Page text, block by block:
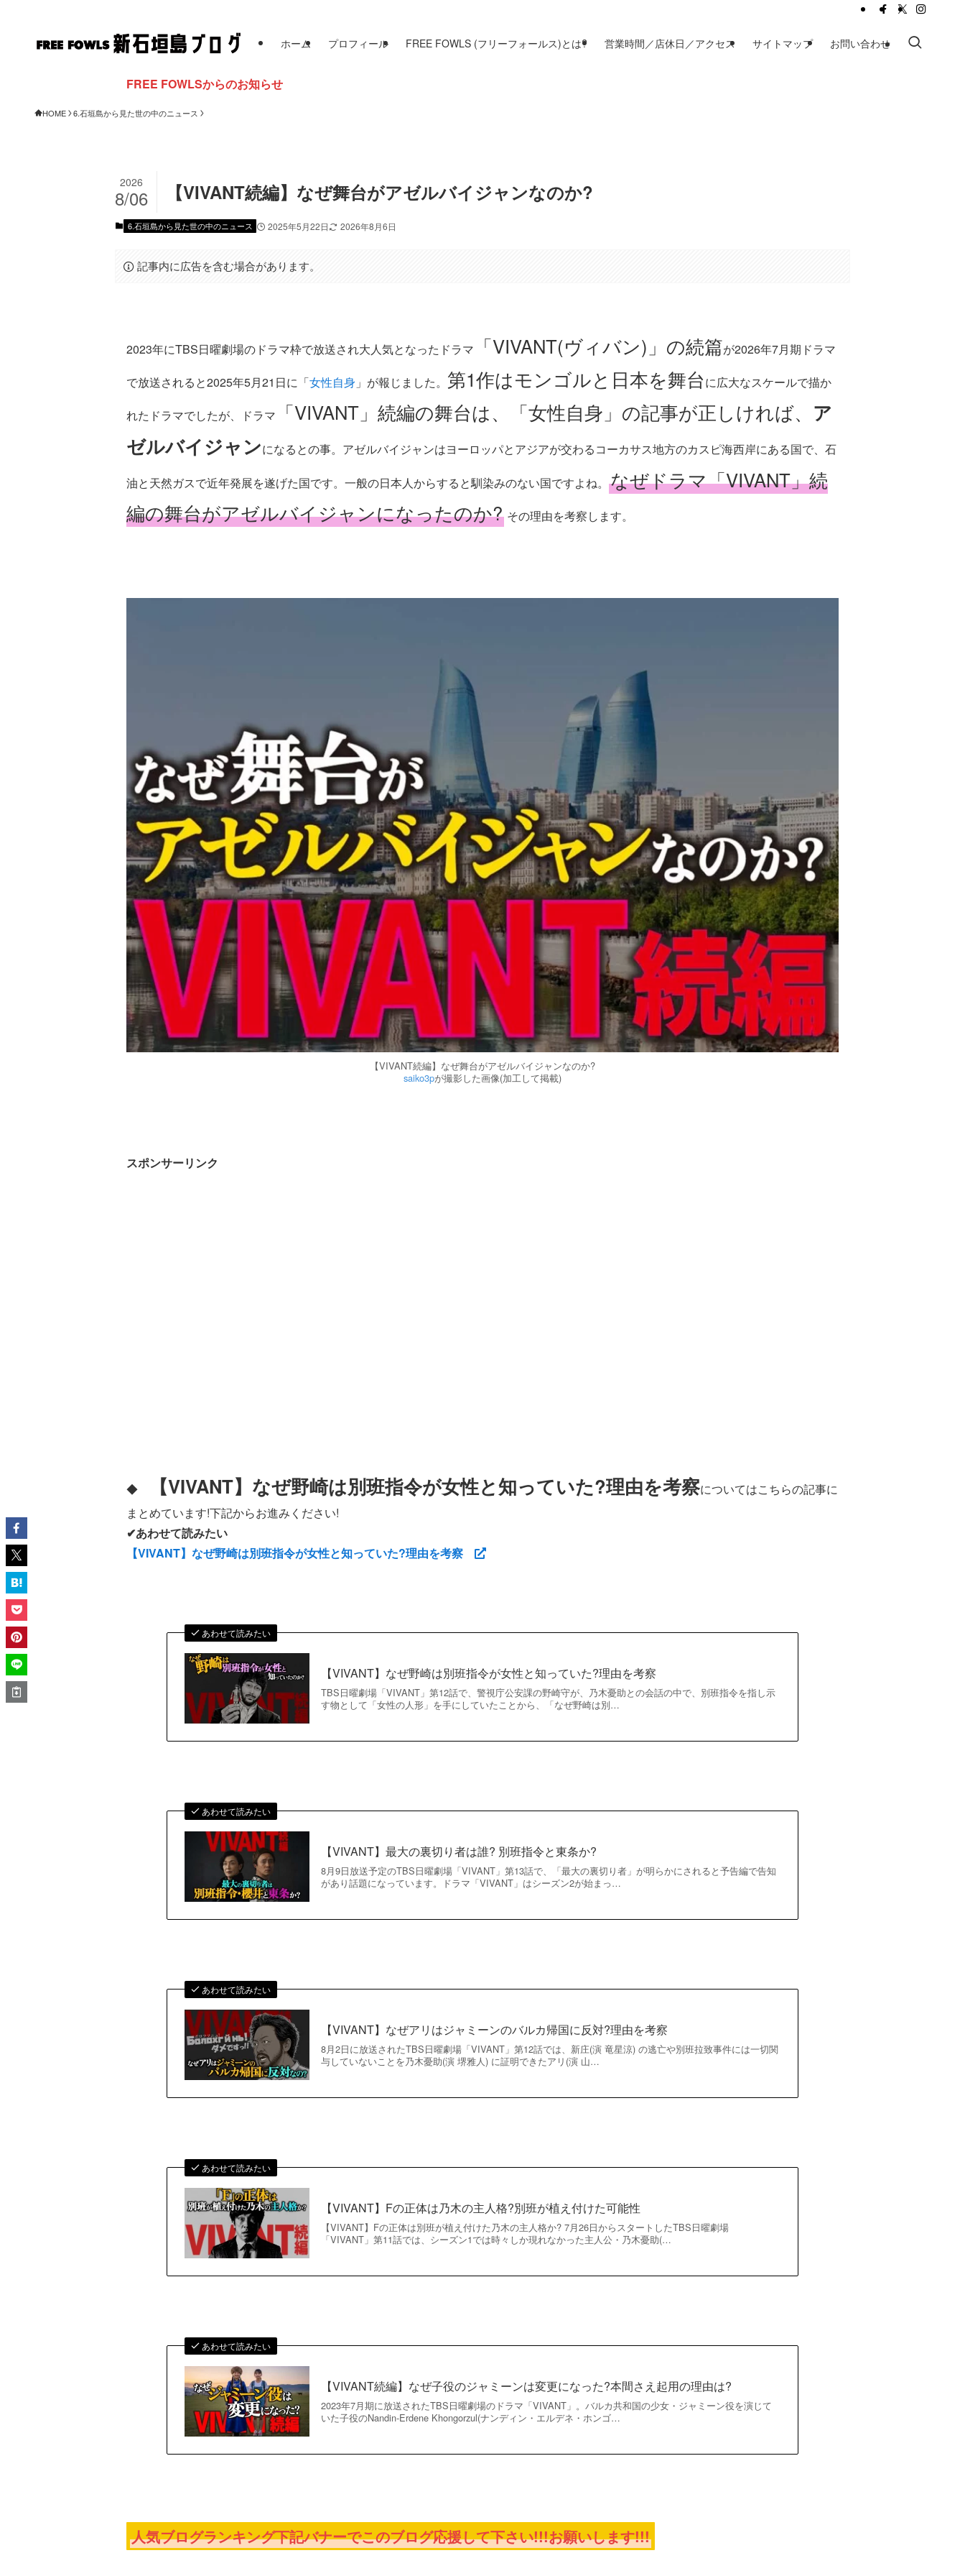
ホーム プロフィール FREE FOWLS (フリーフォールス)とは? 営業時間／店休日／アクセス サイトマップ お問い合わせ
FREE FOWLSからのお知らせ
HOME 6.石垣島から見た世の中のニュース
【VIVANT続編】なぜ舞台がアゼルバイジャンなのか?
2026
8/06
6.石垣島から見た世の中のニュース 2025年5月22日 2026年8月6日
記事内に広告を含む場合があります。
2023年にTBS日曜劇場のドラマ枠で放送され大人気となったドラマ 「VIVANT(ヴィバン)」の続篇が2026年7月期ドラマ
で放送されると2025年5月21日に「女性自身 」が報じました。 第1作はモンゴルと日本を舞台に広大なスケールで描か
れたドラマでしたが、ドラマ
「VIVANT」続編の舞台は、「女性自身」の記事が正しければ、 ア
ゼルバイジャンになるとの事。アゼルバイジャンはヨーロッパとアジアが交わるコーカサス地方のカスピ海西岸にある国で、石
油と天然ガスで近年発展を遂げた国です。一般の日本人からすると馴染みのない国ですよね。 なぜドラマ「VIVANT」続
編の舞台がアゼルバイジャンになったのか? その理由を考察します。
【VIVANT続編】なぜ舞台がアゼルバイジャンなのか?
saiko3pが撮影した画像(加工して掲載)
スポンサーリンク
◆ 【VIVANT】なぜ野崎は別班指令が女性と知っていた?理由を考察についてはこちらの記事に
まとめています!下記からお進みください!
✔あわせて読みたい
【VIVANT】なぜ野崎は別班指令が女性と知っていた?理由を考察
あわせて読みたい
【VIVANT】なぜ野崎は別班指令が女性と知っていた?理由を考察
TBS日曜劇場「VIVANT」第12話で、警視庁公安課の野崎守が、乃木憂助との会話の中で、別班指令を指し示
す物として「女性の人形」を手にしていたことから、「なぜ野崎は別…
あわせて読みたい
【VIVANT】最大の裏切り者は誰? 別班指令と東条か?
8月9日放送予定のTBS日曜劇場「VIVANT」第13話で、「最大の裏切り者」が明らかにされると予告編で告知
があり話題になっています。ドラマ「VIVANT」はシーズン2が始まっ…
あわせて読みたい
【VIVANT】なぜアリはジャミーンのバルカ帰国に反対?理由を考察
8月2日に放送されたTBS日曜劇場「VIVANT」第12話では、新庄(演 竜星涼) の逃亡や別班拉致事件には一切関
与していないことを乃木憂助(演 堺雅人) に証明できたアリ(演 山…
あわせて読みたい
【VIVANT】Fの正体は乃木の主人格?別班が植え付けた可能性
【VIVANT】Fの正体は別班が植え付けた乃木の主人格か? 7月26日からスタートしたTBS日曜劇場
「VIVANT」第11話では、シーズン1では時々しか現れなかった主人公・乃木憂助(…
あわせて読みたい
【VIVANT続編】なぜ子役のジャミーンは変更になった?本間さえ起用の理由は?
2023年7月期に放送されたTBS日曜劇場のドラマ「VIVANT」。バルカ共和国の少女・ジャミーン役を演じて
いた子役のNandin-Erdene Khongorzul(ナンディン・エルデネ・ホンゴ…
人気ブログランキング下記バナーでこのブログ応援して下さい!!!お願いします!!!